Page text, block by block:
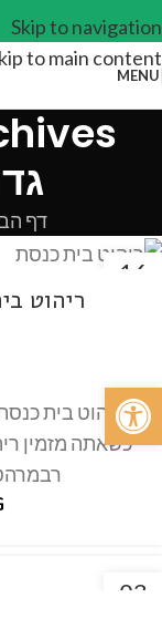
Skip to navigation
to main content
MENU
דף
16
ריהוט
ריהוט בית
כשאתה מזמין
03
פתח סרגל נגישות